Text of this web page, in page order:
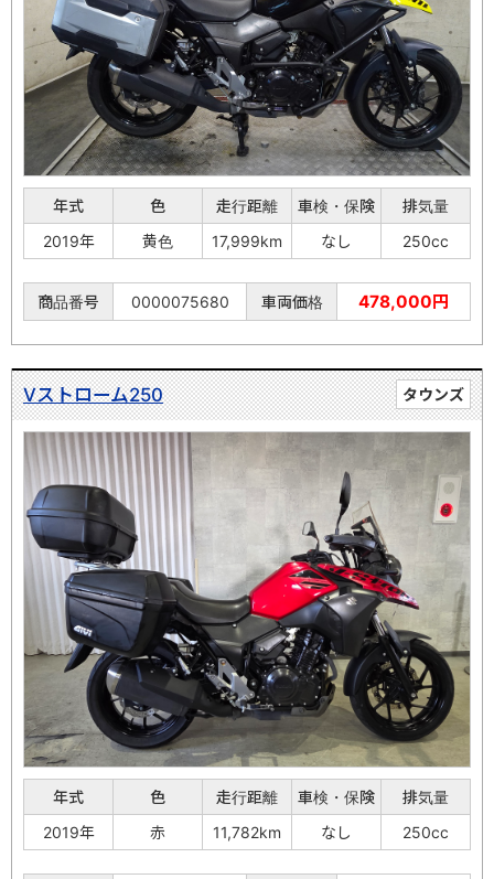
年式 色 走行距離 車検・保険
排気量
2019年
黄色 17,999km なし 250cc
商品番号 0000075680 車両価格 478,000円
タウンズ
Vストローム250
年式 色 走行距離 車検・保険
排気量
2019年
赤 11,782km なし 250cc